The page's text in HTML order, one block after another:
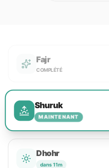
Fajr
COMPLÉTÉ
Shuruk
MAINTENANT
Dhohr
dans 11m